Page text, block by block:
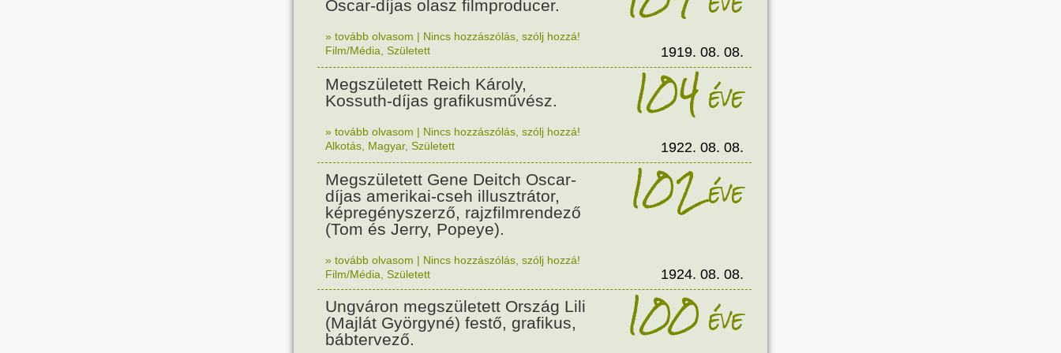
Oscar-díjas olasz filmproducer.
» tovább olvasom | Nincs hozzászólás, szólj hozzá!
Film/Média Született 1919. 08. 08.
Megszületett Reich Károly,
Kossuth-díjas grafikusművész.
104éve
» tovább olvasom | Nincs hozzászólás, szólj hozzá!
Alkotás Magyar, Született 1922. 08. 08.
Megszületett Gene Deitch Oscar-
díjas amerikai-cseh illusztrátor,
képregényszerző, rajzfilmrendező
(Tom és Jerry, Popeye).
102éve
» tovább olvasom | Nincs hozzászólás, szólj hozzá!
Film/Média Született 1924. 08. 08.
Ungváron megszületett Ország Lili
(Majlát Györgyné) festő, grafikus,
bábtervező.
100éve